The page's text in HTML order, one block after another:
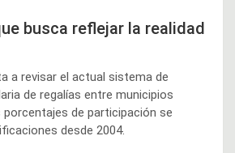
busca reflejar la realidad
a revisar el actual sistema de
de regalías entre municipios
de participación se
desde 2004.